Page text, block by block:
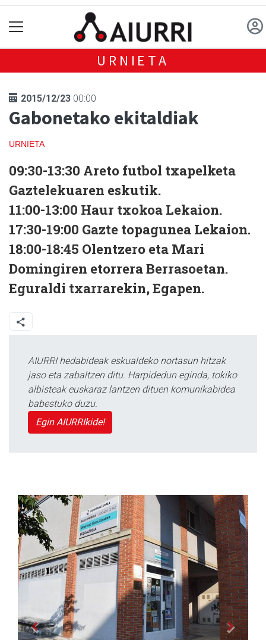
URNIETA
2015/12/23 00:00
Gabonetako ekitaldiak
URNIETA
09:30-13:30 Areto futbol txapelketa
Gaztelekuaren eskutik.
11:00-13:00 Haur txokoa Lekaion.
17:30-19:00 Gazte topagunea Lekaion.
18:00-18:45 Olentzero eta Mari
Domingiren etorrera Berrasoetan.
Eguraldi txarrarekin, Egapen.
AIURRI hedabideak eskualdeko nortasun hitzak
jaso eta zabaltzen ditu. Harpidedun eginda, tokiko
albisteak euskaraz lantzen dituen komunikabidea
babestuko duzu.
Egin AIURRIkide!
Previous Next